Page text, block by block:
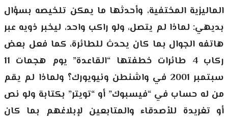
الماليزية المختفية، وأحدثها ما يمكن تلخيصه بسؤال
بديهي: لماذا لم يتصل، ولو راكب واحد، ليخبر ذويه عبر
هاتفه الجوال بما كان يحدث للطائرة، كما فعل بعض
ركاب 4 طائرات خطفتها “القاعدة” يوم هجمات 11
سبتمبر 2001 في واشنطن ونيويورك؟ ولماذا لم يقم
من له حساب في “فيسبوك” أو “تويتر” بكتابة ولو نص
أو تغريدة للأصدقاء والمتابعين لإبلاغهم بما كان